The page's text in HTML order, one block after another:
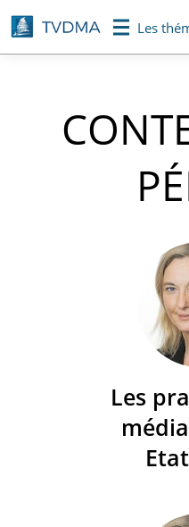
Aller
au
contenu
Les
Les